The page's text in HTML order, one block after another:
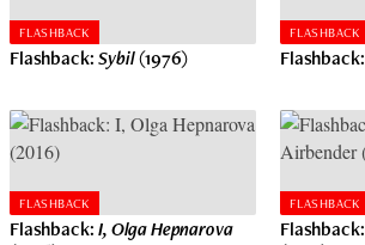
FLASHBACK
Flashback: Sybil(1976)
FLASHBACK
Flashback:
FLASHBACK
Flashback: I, Olga Hepnarova
FLASHBACK
Flashback: